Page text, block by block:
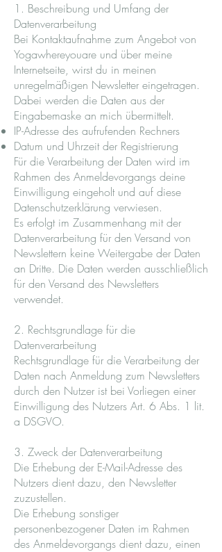
1. Beschreibung und Umfang der
Datenverarbeitung
Bei Kontaktaufnahme zum Angebot von
Yogawhereyouare und über meine
Internetseite, wirst du in meinen
unregelmäßigen Newsletter eingetragen.
Dabei werden die Daten aus der
Eingabemaske an mich übermittelt.
IP-Adresse des aufrufenden Rechners
Datum und Uhrzeit der Registrierung
Für die Verarbeitung der Daten wird im
Rahmen des Anmeldevorgangs deine
Einwilligung eingeholt und auf diese
Datenschutzerklärung verwiesen.
Es erfolgt im Zusammenhang mit der
Datenverarbeitung für den Versand von
Newslettern keine Weitergabe der Daten
an Dritte. Die Daten werden ausschließlich
für den Versand des Newsletters
verwendet.
2. Rechtsgrundlage für die
Datenverarbeitung
Rechtsgrundlage für die Verarbeitung der
Daten nach Anmeldung zum Newsletters
durch den Nutzer ist bei Vorliegen einer
Einwilligung des Nutzers Art. 6 Abs. 1 lit.
a DSGVO.
3. Zweck der Datenverarbeitung
Die Erhebung der E-Mail-Adresse des
Nutzers dient dazu, den Newsletter
zuzustellen.
Die Erhebung sonstiger
personenbezogener Daten im Rahmen
des Anmeldevorgangs dient dazu, einen